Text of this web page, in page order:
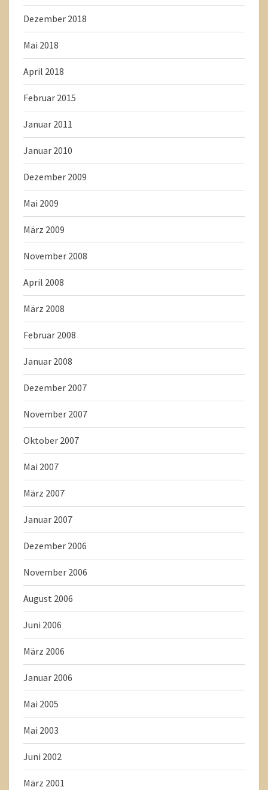
Dezember 2018
Mai 2018
April 2018
Februar 2015
Januar 2011
Januar 2010
Dezember 2009
Mai 2009
März 2009
November 2008
April 2008
März 2008
Februar 2008
Januar 2008
Dezember 2007
November 2007
Oktober 2007
Mai 2007
März 2007
Januar 2007
Dezember 2006
November 2006
August 2006
Juni 2006
März 2006
Januar 2006
Mai 2005
Mai 2003
Juni 2002
März 2001